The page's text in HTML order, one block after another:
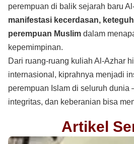
perempuan di balik sejarah baru
manifestasi kecerdasan,
perempuan Muslim dalam
kepemimpinan.
Dari ruang-ruang kuliah Al-Azhar
internasional, kiprahnya menjadi
perempuan Islam di seluruh
integritas, dan keberanian bisa
Artikel